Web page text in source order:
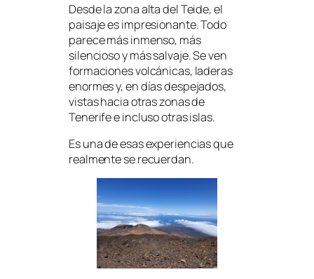
Desde la zona alta del Teide, el
paisaje es impresionante. Todo
parece más inmenso, más
silencioso y más salvaje. Se ven
formaciones volcánicas, laderas
enormes y, en días despejados,
vistas hacia otras zonas de
Tenerife e incluso otras islas.
Es una de esas experiencias que
realmente se recuerdan.